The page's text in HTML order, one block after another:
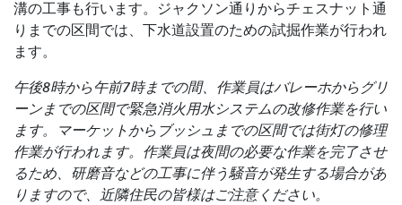
溝の工事も行います。ジャクソン通りからチェスナット通
りまでの区間では、下水道設置のための試掘作業が行われ
ます。
午後8時から午前7時までの間、作業員はバレーホからグリ
ーンまでの区間で緊急消火用水システムの改修作業を行い
ます。マーケットからブッシュまでの区間では街灯の修理
作業が行われます。作業員は夜間の必要な作業を完了させ
るため、研磨音などの工事に伴う騒音が発生する場合があ
りますので、近隣住民の皆様はご注意ください。